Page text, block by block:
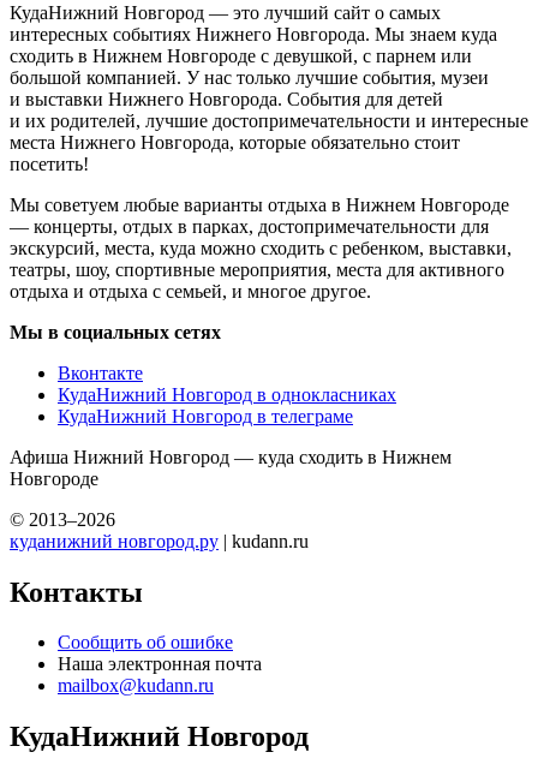
КудаНижний Новгород — это лучший сайт о самых
интересных событиях Нижнего Новгорода. Мы знаем куда
сходить в Нижнем Новгороде с девушкой, с парнем или
большой компанией. У нас только лучшие события, музеи
и выставки Нижнего Новгорода. События для детей
и их родителей, лучшие достопримечательности и интересные
места Нижнего Новгорода, которые обязательно стоит
посетить!
Мы советуем любые варианты отдыха в Нижнем Новгороде
— концерты, отдых в парках, достопримечательности для
экскурсий, места, куда можно сходить с ребенком, выставки,
театры, шоу, спортивные мероприятия, места для активного
отдыха и отдыха с семьей, и многое другое.
Мы в социальных сетях
Вконтакте
КудаНижний Новгород в однокласниках
КудаНижний Новгород в телеграме
Афиша Нижний Новгород — куда сходить в Нижнем
Новгороде
© 2013–2026
куданижний новгород.ру | kudann.ru
Контакты
Сообщить об ошибке
Наша электронная почта
mailbox@kudann.ru
КудаНижний Новгород